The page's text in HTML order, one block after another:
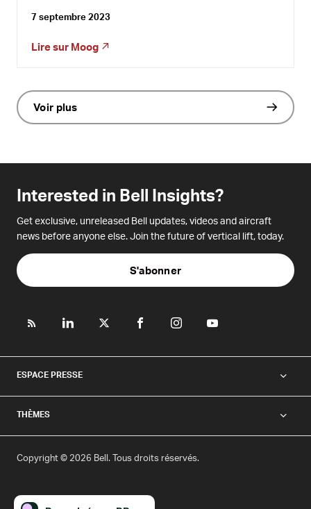
7 septembre 2023
Lire sur Moog
Voir plus
Interested in Bell Insights?
Get exclusive, unreleased Bell updates, videos and aircraft
news before anyone else. Join the future of vertical lift, today.
S'abonner
ESPACE PRESSE
THÈMES
Copyright © 2026 Bell. Tous droits réservés.